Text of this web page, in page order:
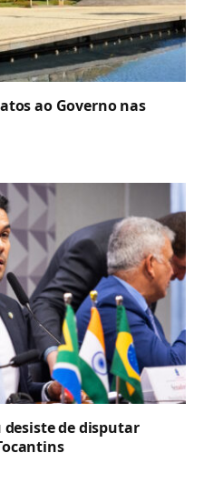
ao Governo nas
de disputar